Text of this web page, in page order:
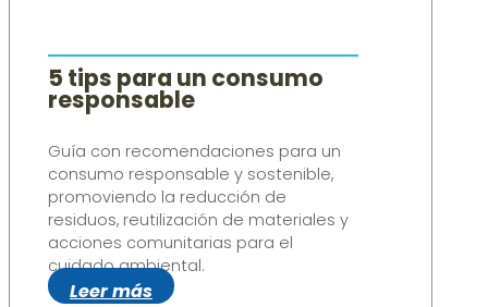
5 tips para un consumo
responsable
Guía con recomendaciones para un
consumo responsable y sostenible,
promoviendo la reducción de
residuos, reutilización de materiales y
acciones comunitarias para el
cuidado ambiental.
Leer más